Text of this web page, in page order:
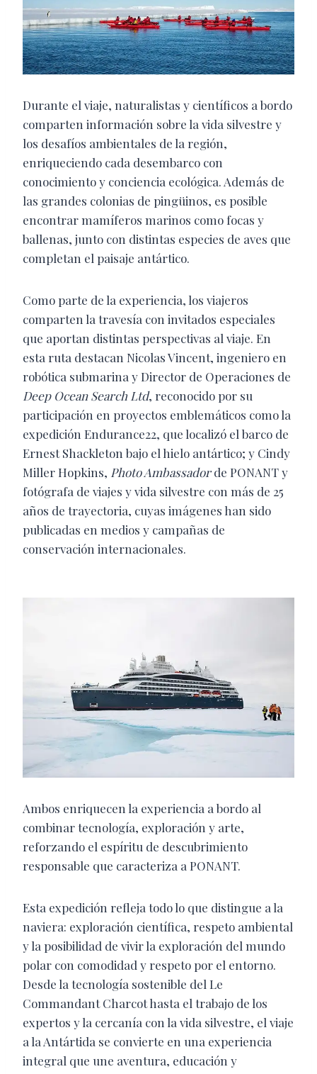
Durante el viaje, naturalistas y científicos a bordo
comparten información sobre la vida silvestre y
los desafíos ambientales de la región,
enriqueciendo cada desembarco con
conocimiento y conciencia ecológica. Además de
las grandes colonias de pingüinos, es posible
encontrar mamíferos marinos como focas y
ballenas, junto con distintas especies de aves que
completan el paisaje antártico.
Como parte de la experiencia, los viajeros
comparten la travesía con invitados especiales
que aportan distintas perspectivas al viaje. En
esta ruta destacan Nicolas Vincent, ingeniero en
robótica submarina y Director de Operaciones de
Deep Ocean Search Ltd, reconocido por su
participación en proyectos emblemáticos como la
expedición Endurance22, que localizó el barco de
Ernest Shackleton bajo el hielo antártico; y Cindy
Miller Hopkins, Photo Ambassadorde PONANT y
fotógrafa de viajes y vida silvestre con más de 25
años de trayectoria, cuyas imágenes han sido
publicadas en medios y campañas de
conservación internacionales.
Ambos enriquecen la experiencia a bordo al
combinar tecnología, exploración y arte,
reforzando el espíritu de descubrimiento
responsable que caracteriza a PONANT.
Esta expedición refleja todo lo que distingue a la
naviera: exploración científica, respeto ambiental
y la posibilidad de vivir la exploración del mundo
polar con comodidad y respeto por el entorno.
Desde la tecnología sostenible del Le
Commandant Charcot hasta el trabajo de los
expertos y la cercanía con la vida silvestre, el viaje
a la Antártida se convierte en una experiencia
integral que une aventura, educación y